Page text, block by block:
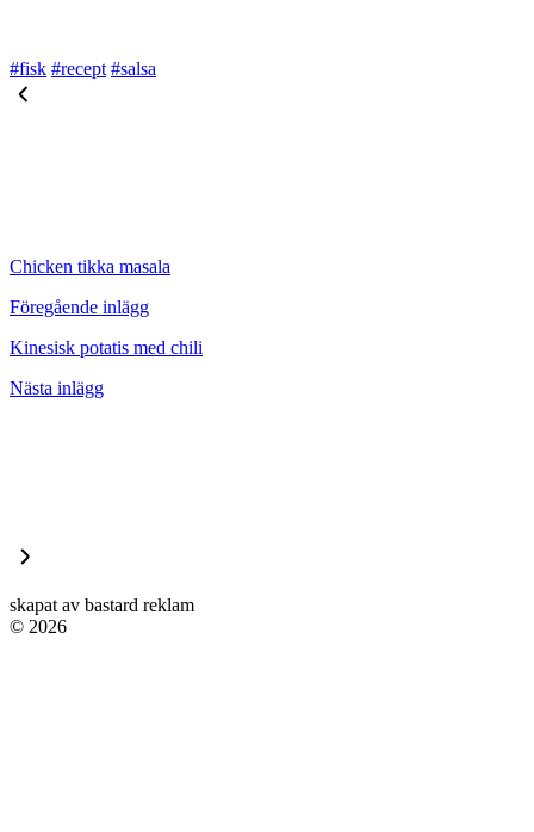
#fisk #recept #salsa
Chicken tikka masala
Föregående inlägg
Kinesisk potatis med chili
Nästa inlägg
skapat av bastard reklam
© 2026